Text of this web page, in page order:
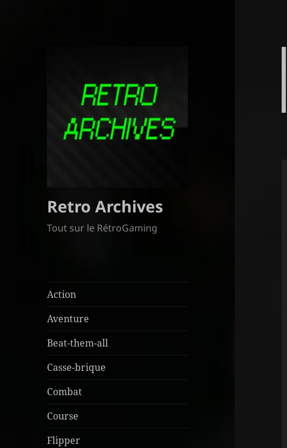
Retro Archives
Tout sur le RétroGaming
Action
Aventure
Beat-them-all
Casse-brique
Combat
Course
Flipper